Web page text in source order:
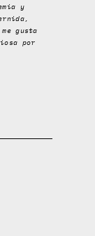
y
gusta
por